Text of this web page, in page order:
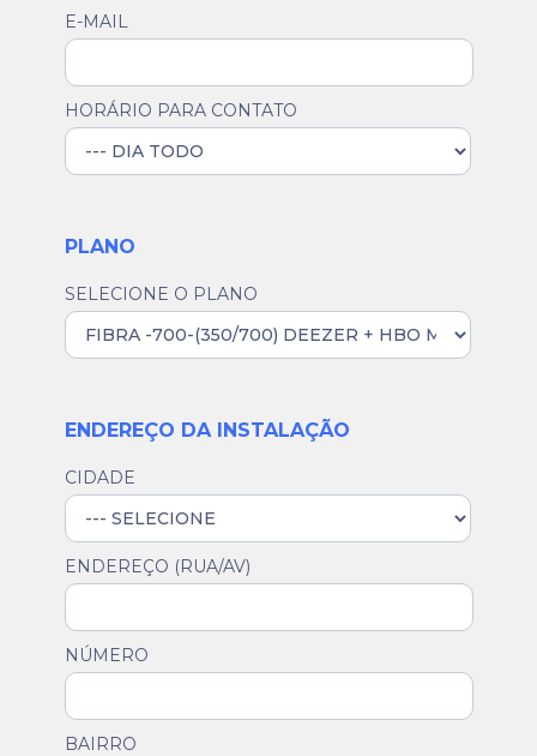
E-MAIL
HORÁRIO PARA CONTATO
PLANO
SELECIONE O PLANO
ENDEREÇO DA INSTALAÇÃO
CIDADE
ENDEREÇO (RUA/AV)
NÚMERO
BAIRRO